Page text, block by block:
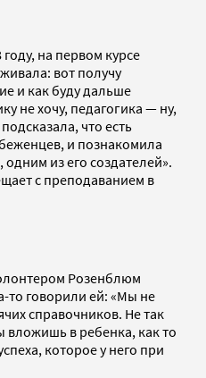
на первом курсе
вот получу
и как буду дальше
не хочу, педагогика — ну,
что есть
и познакомила
из его создателей».
с преподаванием в
Розенблюм
то говорили ей: «Мы не
справочников. Не так
вложишь в ребенка, как то
которое у него при